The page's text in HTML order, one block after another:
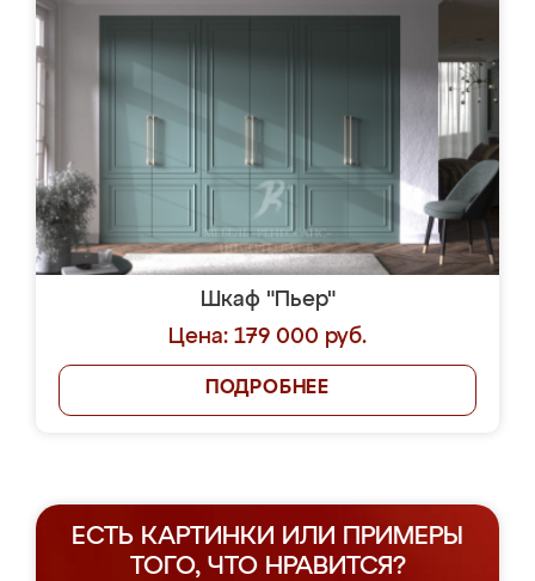
Шкаф "Пьер"
Цена: 179 000 руб.
ПОДРОБНЕЕ
ЕСТЬ КАРТИНКИ ИЛИ ПРИМЕРЫ
ТОГО, ЧТО НРАВИТСЯ?